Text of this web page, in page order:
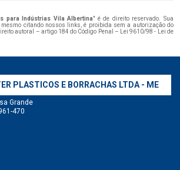
para Indústrias Vila Albertina" é de direito reservado. Sua
mesmo citando nossos links, é proibida sem a autorização do
autoral – artigo 184 do Código Penal –
Lei 9610/98 - Lei de
PLASTICOS E BORRACHAS LTDA - ME
Grande
470